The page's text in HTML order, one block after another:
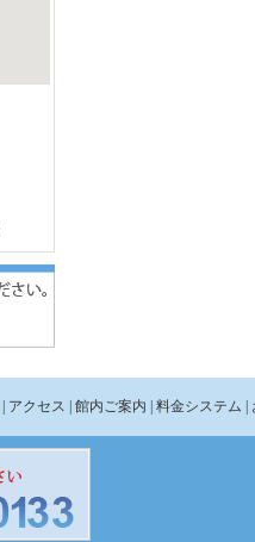
| アクセス | 館内ご案内 | 料金システム